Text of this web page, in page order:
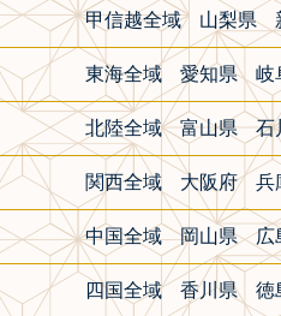
甲信越全域 山梨県
東海全域 愛知県 岐
北陸全域 富山県 石
関西全域 大阪府 兵
中国全域 岡山県 広
四国全域 香川県 徳